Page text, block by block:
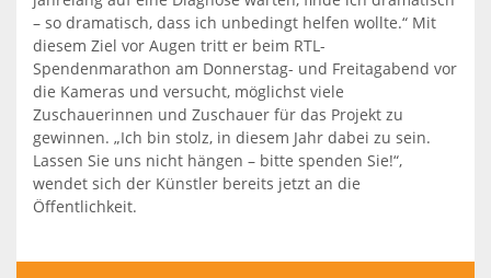
– so dramatisch, dass ich unbedingt helfen wollte.“ Mit
diesem Ziel vor Augen tritt er beim RTL-
Spendenmarathon am Donnerstag- und Freitagabend vor
die Kameras und versucht, möglichst viele
Zuschauerinnen und Zuschauer für das Projekt zu
gewinnen. „Ich bin stolz, in diesem Jahr dabei zu sein.
Lassen Sie uns nicht hängen – bitte spenden Sie!“,
wendet sich der Künstler bereits jetzt an die
Öffentlichkeit.